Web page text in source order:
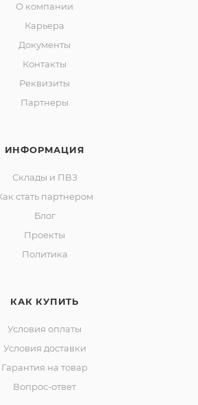
О компании
Карьера
Документы
Контакты
Реквизиты
Партнеры
ИНФОРМАЦИЯ
Склады и ПВЗ
стать партнером
Блог
Проекты
Политика
КАК КУПИТЬ
Условия оплаты
Условия доставки
Гарантия на товар
Вопрос-ответ